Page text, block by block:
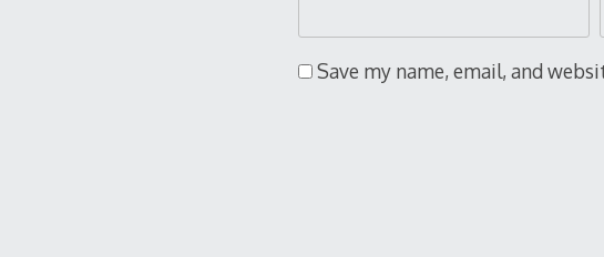
Save my name, email, and